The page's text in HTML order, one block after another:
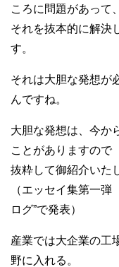
ころに問題があって、
それを抜本的に解決
す。
それは大胆な発想が
んですね。
大胆な発想は、今か
ことがありますので
抜粋して御紹介いた
（エッセイ集第一
ログ”で発表）
産業では大企業の工
野に入れる。